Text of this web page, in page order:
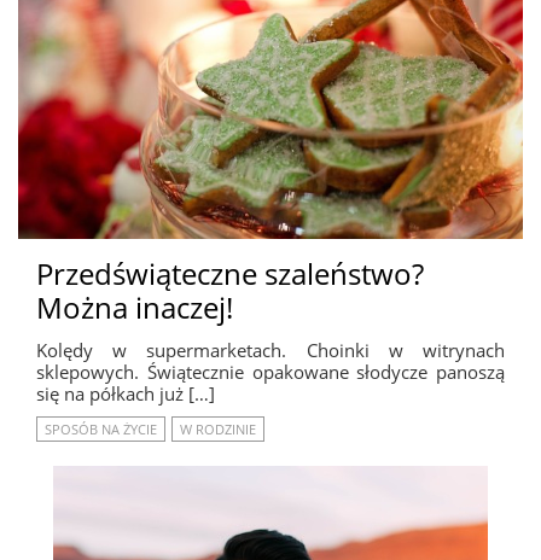
Przedświąteczne szaleństwo?
Można inaczej!
Kolędy w supermarketach. Choinki w witrynach
sklepowych. Świątecznie opakowane słodycze panoszą
się na półkach już […]
SPOSÓB NA ŻYCIE W RODZINIE